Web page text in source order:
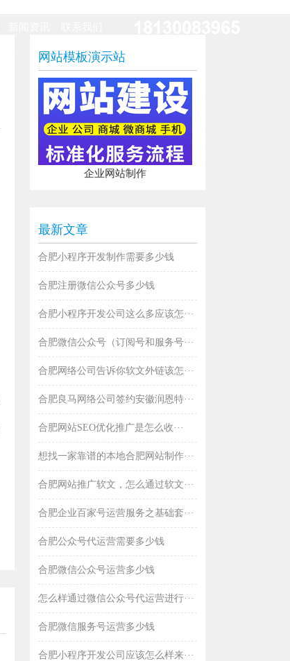
网站模板演示站
企业网站制作
最新文章
合肥小程序开发制作需要多少钱
合肥注册微信公众号多少钱
合肥小程序开发公司这么多应该怎···
合肥微信公众号（订阅号和服务号···
合肥网络公司告诉你软文外链该怎···
合肥良马网络公司签约安徽润恩特···
合肥网站SEO优化推广是怎么收···
想找一家靠谱的本地合肥网站制作···
合肥网站推广软文，怎么通过软文···
合肥企业百家号运营服务之基础套···
合肥公众号代运营需要多少钱
合肥微信公众号运营多少钱
怎么样通过微信公众号代运营进行···
合肥微信服务号运营多少钱
合肥小程序开发公司应该怎么样来···